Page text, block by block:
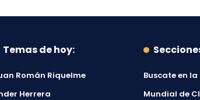
Temas de hoy:
Román Riquelme
Herrera
Buscate en
Mundial de